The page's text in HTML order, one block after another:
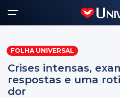
FOLHA UNIVERSAL
Crises intensas,
respostas e uma
dor